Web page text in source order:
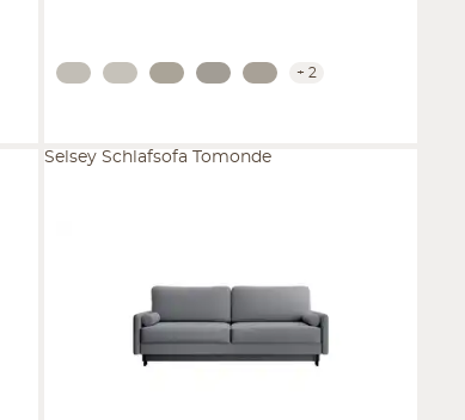
+ 2
Selsey Schlafsofa Tomonde